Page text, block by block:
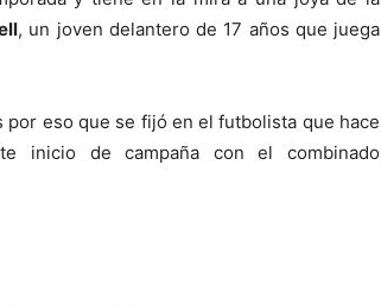
, un joven delantero de 17 años que juega
eso que se fijó en el futbolista que hace
inicio de campaña con el combinado